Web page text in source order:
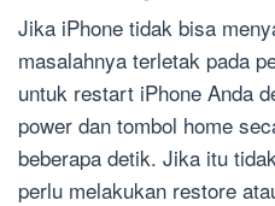
Jika iPhone tidak bisa
masalahnya terletak pada
untuk restart iPhone Anda
power dan tombol home
beberapa detik. Jika itu
perlu melakukan restore